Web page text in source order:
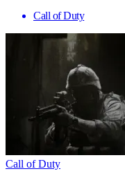
Call of Duty
Call of Duty